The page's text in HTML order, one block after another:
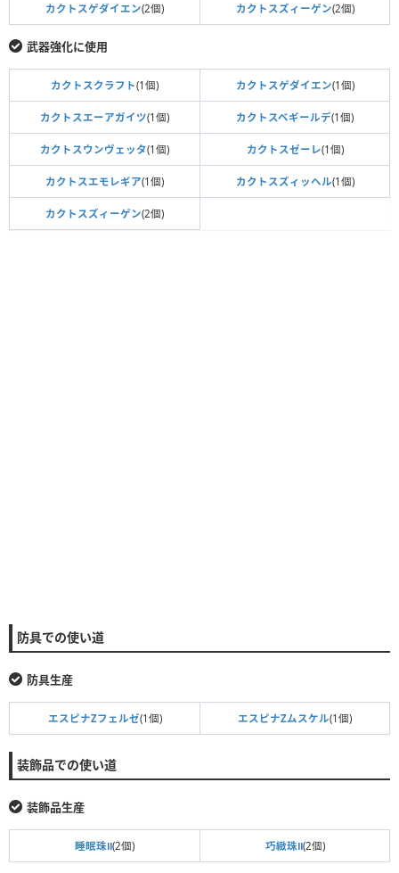
カクトスゲダイエン(2個) カクトスズィーゲン(2個)
武器強化に使用
カクトスクラフト(1個) カクトスゲダイエン(1個)
カクトスエーアガイツ(1個) カクトスベギールデ(1個)
カクトスウンヴェッタ(1個) カクトスゼーレ(1個)
カクトスエモレギア(1個) カクトスズィッヘル(1個)
カクトスズィーゲン(2個)
防具での使い道
防具生産
エスピナZフェルゼ(1個) エスピナZムスケル(1個)
装飾品での使い道
装飾品生産
睡眠珠Ⅱ(2個) 巧緻珠Ⅱ(2個)